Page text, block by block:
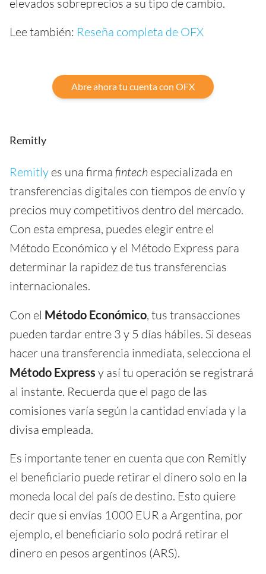
elevados sobreprecios a su tipo de cambio.
Lee también: Reseña completa de OFX
Abre ahora tu cuenta con OFX
Remitly
Remitly es una firma fintech especializada en
transferencias digitales con tiempos de envío y
precios muy competitivos dentro del mercado.
Con esta empresa, puedes elegir entre el
Método Económico y el Método Express para
determinar la rapidez de tus transferencias
internacionales.
Con el Método Económico, tus transacciones
pueden tardar entre 3 y 5 días hábiles. Si deseas
hacer una transferencia inmediata, selecciona el
Método Express y así tu operación se registrará
al instante. Recuerda que el pago de las
comisiones varía según la cantidad enviada y la
divisa empleada.
Es importante tener en cuenta que con Remitly
el beneficiario puede retirar el dinero solo en la
moneda local del país de destino. Esto quiere
decir que si envías 1000 EUR a Argentina, por
ejemplo, el beneficiario solo podrá retirar el
dinero en pesos argentinos (ARS).